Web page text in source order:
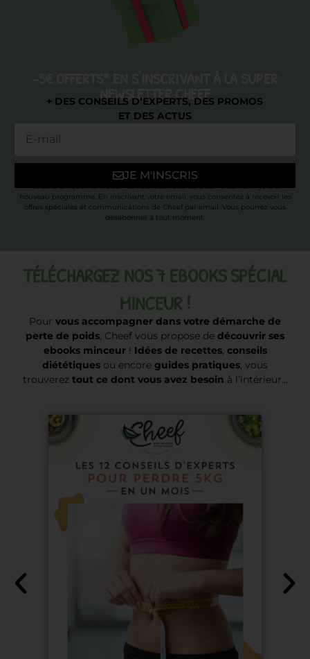
NEWSLETTER CHEEF
+ DES CONSEILS D’EXPERTS, DES PROMOS
ET DES ACTUS
JE M'INSCRIS
* Valable uniquement pour les nouveaux clients, pour le démarrage d’un
nouveau programme. En inscrivant votre email, vous consentez à recevoir les
offres spéciales et communications de Cheef par email. Vous pourrez vous
désabonner à tout moment.
TÉLÉCHARGEZ NOS 7 EBOOKS SPÉCIAL
MINCEUR !
Pour vous accompagner dans votre démarche de
perte de poids, Cheef vous propose de découvrir ses
ebooks minceur! Idées de recettes, conseils
diététiques ou encore guides pratiques, vous
trouverez tout ce dont vous avez besoin à l’intérieur…